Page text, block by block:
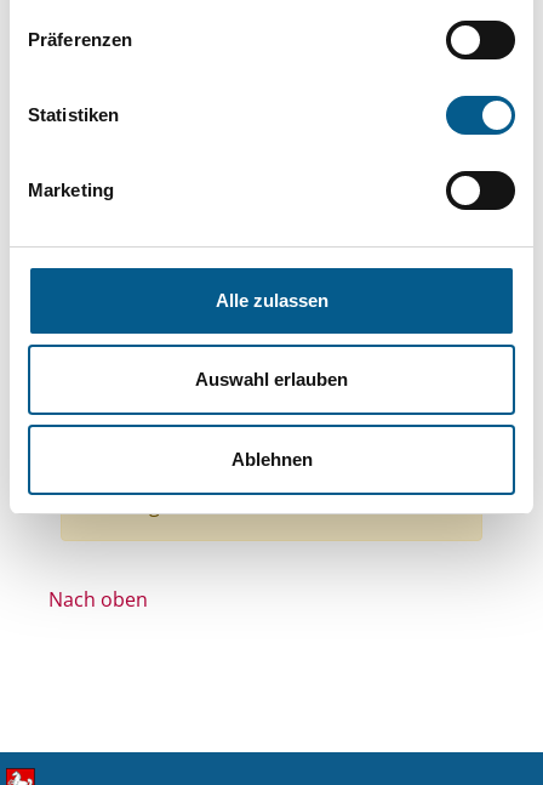
Präferenzen
Statistiken
Marketing
Alle zulassen
Auswahl erlauben
Ablehnen
Themen: Kinder, Jugendliche & Familie
Themen: Seniorinnen, Senioren & Pflege
Themen: Wohltätige Zwecke
Themen: Tierschutz
Themen: Kirchliche Zwecke
Themen: Kunst & Kultur
Alle Filter entfernen
Nach oben